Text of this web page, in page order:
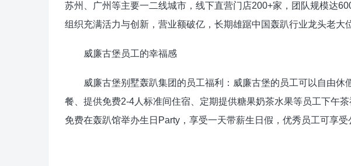
苏州、广州等主要一二线城市，线下直营门店200+家，团队规模达
组织充满活力与创新，营业额破亿，长期雄踞中国轰趴行业龙头老大
威廉古堡员工的幸福感
威廉古堡别墅轰趴集团的员工福利：威廉古堡的员工可以自由休
餐、提供免费2-4人标准间住宿、定期提供糖果奶茶水果等员工下午
免费在轰趴馆举办生日Party，享受一天带薪生日假，优秀员工可享受